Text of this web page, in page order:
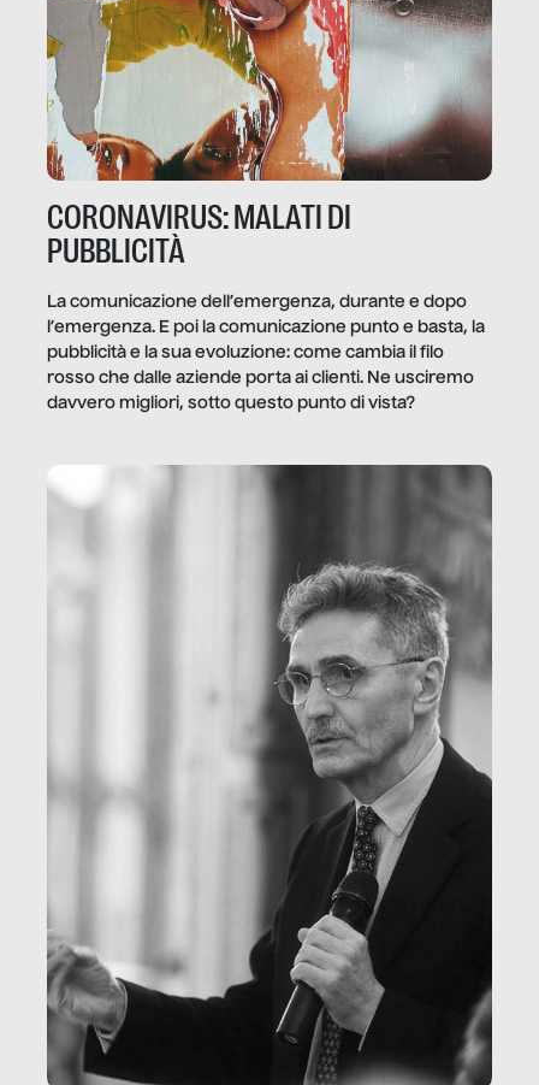
CORONAVIRUS: MALATI DI
PUBBLICITÀ
La comunicazione dell’emergenza, durante e dopo
l’emergenza. E poi la comunicazione punto e basta, la
pubblicità e la sua evoluzione: come cambia il filo
rosso che dalle aziende porta ai clienti. Ne usciremo
davvero migliori, sotto questo punto di vista?